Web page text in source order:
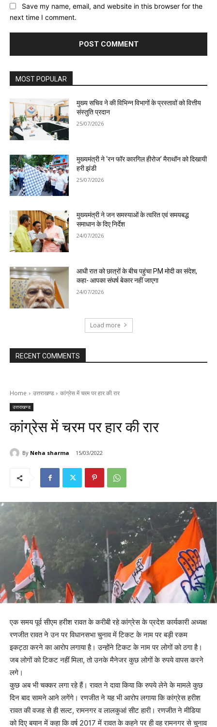
Save my name, email, and website in this browser for the
next time I comment.
MOST POPULAR
मुख्य सचिव ने की विभिन्न विभागों के प्रस्तावों को वित्तीय
संस्तुति प्रदान
25/07/2026
मुख्यमंत्री ने ‘रन फॉर कारगिल हीरोज’ मैराथॉन को दिखायी
हरी झंडी
25/07/2026
मुख्यमंत्री ने जन समस्याओं के त्वरित एवं समयबद्ध
समाधान के दिए निर्देश
24/07/2026
आधी रात को छात्रों के बीच पहुंचा PM मोदी का संदेश,
कहा- आपका संघर्ष बेकार नहीं जाएगा
24/07/2026
Load more
RECENT COMMENTS